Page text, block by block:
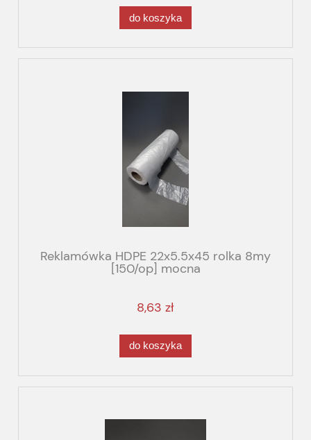
do koszyka
Reklamówka HDPE 22x5.5x45 rolka 8my
[150/op] mocna
8,63 zł
do koszyka